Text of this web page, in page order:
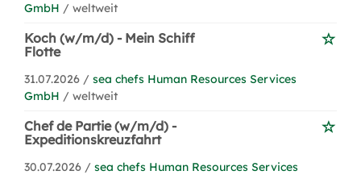
GmbH / weltweit
Koch (w/m/d) - Mein Schiff
Flotte
31.07.2026 / sea chefs Human Resources Services
GmbH / weltweit
Chef de Partie (w/m/d) -
Expeditionskreuzfahrt
30.07.2026 / sea chefs Human Resources Services